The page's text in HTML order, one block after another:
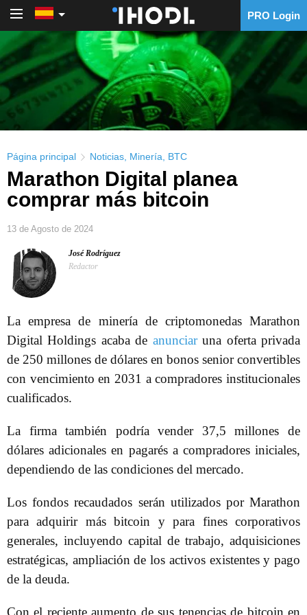
PRO Login
Página principal Noticias Minería BTC
Marathon Digital planea
comprar más bitcoin
13 de Agosto de 2024
José Rodríguez
Redactor
La empresa de minería de criptomonedas Marathon
Digital Holdings acaba de anunciaruna oferta privada
de 250 millones de dólares en bonos senior convertibles
con vencimiento en 2031 a compradores institucionales
cualificados.
La firma también podría vender 37,5 millones de
dólares adicionales en pagarés a compradores iniciales,
dependiendo de las condiciones del mercado.
Los fondos recaudados serán utilizados por Marathon
para adquirir más bitcoin y para fines corporativos
generales, incluyendo capital de trabajo, adquisiciones
estratégicas, ampliación de los activos existentes y pago
de la deuda.
Con el reciente aumento de sus tenencias de bitcoin en